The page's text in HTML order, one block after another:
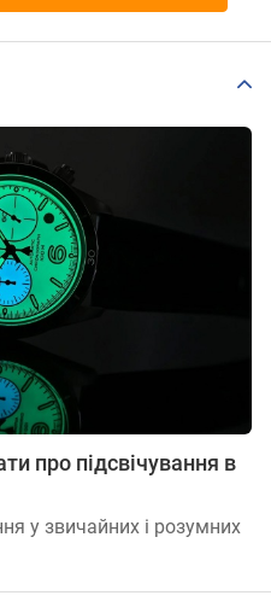
про підсвічування в
у звичайних і розумних